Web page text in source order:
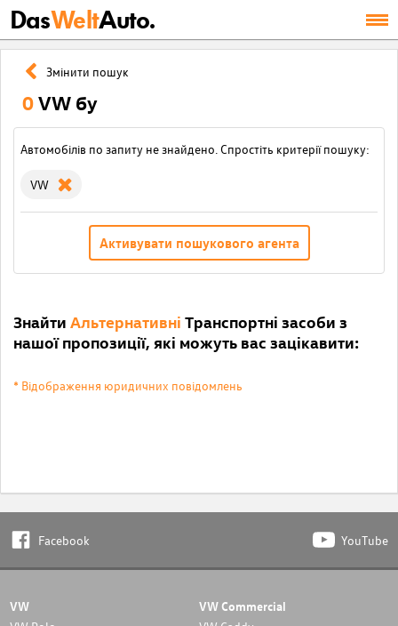
DasWeltAuto.
Змінити пошук
0VW бу
Автомобілів по запиту не знайдено. Спростіть критерії пошуку:
VW
Активувати пошукового агента
Знайти Альтернативні Транспортні засоби з
нашої пропозиції, які можуть вас зацікавити:
* Відображення юридичних повідомлень
Facebook YouTube
VW VW Commercial